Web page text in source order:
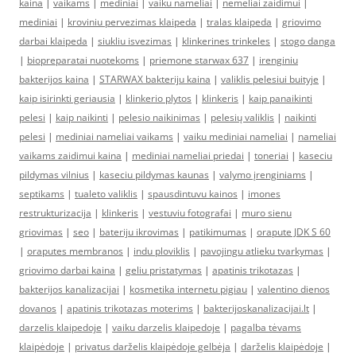
kaina | vaikams | mediniai | vaiku nameliai | nemeliai zaidimui |
mediniai | kroviniu pervezimas klaipeda | tralas klaipeda | griovimo
darbai klaipeda | siukliu isvezimas | klinkerines trinkeles | stogo danga
| biopreparatai nuotekoms | priemone starwax 637 | irenginiu
bakterijos kaina | STARWAX bakteriju kaina | valiklis pelesiui buityje |
kaip isirinkti geriausia | klinkerio plytos | klinkeris | kaip panaikinti
pelesi | kaip naikinti | pelesio naikinimas | pelesių valiklis | naikinti
pelesi | mediniai nameliai vaikams | vaiku mediniai nameliai | nameliai
vaikams zaidimui kaina | mediniai nameliai priedai | toneriai | kaseciu
pildymas vilnius | kaseciu pildymas kaunas | valymo įrenginiams |
septikams | tualeto valiklis | spausdintuvu kainos | imones
restrukturizacija | klinkeris | vestuviu fotografai | muro sienu
griovimas | seo | bateriju ikrovimas | patikimumas | orapute JDK S 60
| oraputes membranos | indu ploviklis | pavojingu atlieku tvarkymas |
griovimo darbai kaina | geliu pristatymas | apatinis trikotazas |
bakterijos kanalizacijai | kosmetika internetu pigiau | valentino dienos
dovanos | apatinis trikotazas moterims | bakterijoskanalizacijai.lt |
darzelis klaipedoje | vaiku darzelis klaipedoje | pagalba tėvams
klaipėdoje | privatus darželis klaipėdoje gelbėja | darželis klaipėdoje |